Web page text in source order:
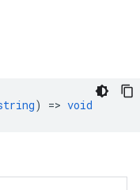
) => void